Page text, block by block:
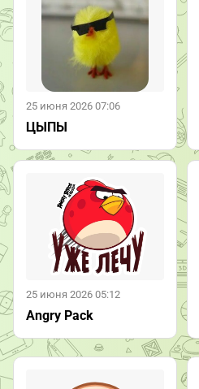
25 июня 2026 07:06
ЦЫПЫ
25 июня 2026 05:12
Angry Pack